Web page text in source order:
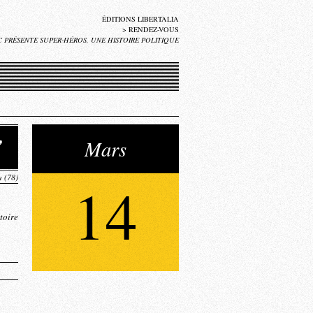
ÉDITIONS LIBERTALIA
> RENDEZ-VOUS
SUPER-HÉROS, UNE HISTOIRE POLITIQUE
(78) 14
Mars